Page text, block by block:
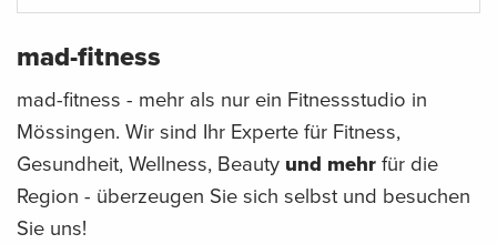
mad-fitness
mad-fitness - mehr als nur ein Fitnessstudio in
Mössingen. Wir sind Ihr Experte für Fitness,
Gesundheit, Wellness, Beauty und mehrfür die
Region - überzeugen Sie sich selbst und besuchen
Sie uns!